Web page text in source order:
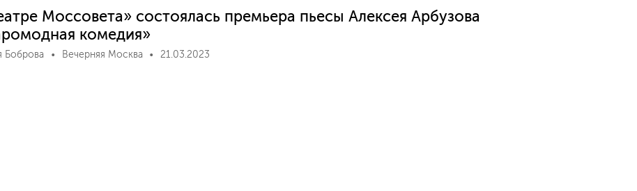
Моссовета» состоялась премьера пьесы Алексея Арбузова
комедия»
Боброва Вечерняя Москва 21.03.2023